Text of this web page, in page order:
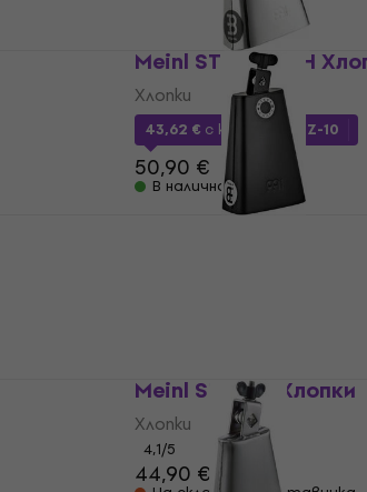
Meinl STB80B-CH
Хлопки
43,62 € с код MUZMUZ-10
50,90 €
В наличност
Meinl SCL70B-BK
Meinl STB625 Хлопки
Хлопки
4,1/5
44,90 €